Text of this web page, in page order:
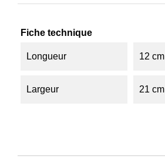
Fiche technique
Longueur 12 cm
Largeur 21 cm